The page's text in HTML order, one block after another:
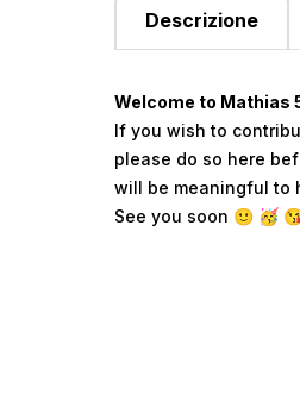
Descrizione
Welcome to Mathias
If you wish to
please do so here
will be meaningful to
See you soon 🙂 🥳